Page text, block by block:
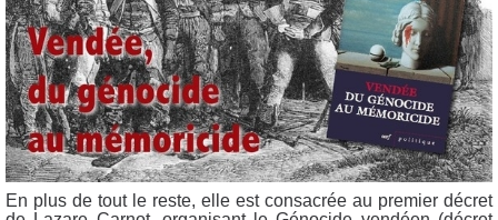
En plus de tout le reste, elle est consacrée au premier décret